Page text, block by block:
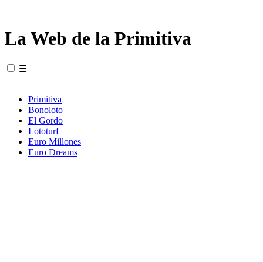
La Web de la Primitiva
☰
Primitiva
Bonoloto
El Gordo
Lototurf
Euro Millones
Euro Dreams